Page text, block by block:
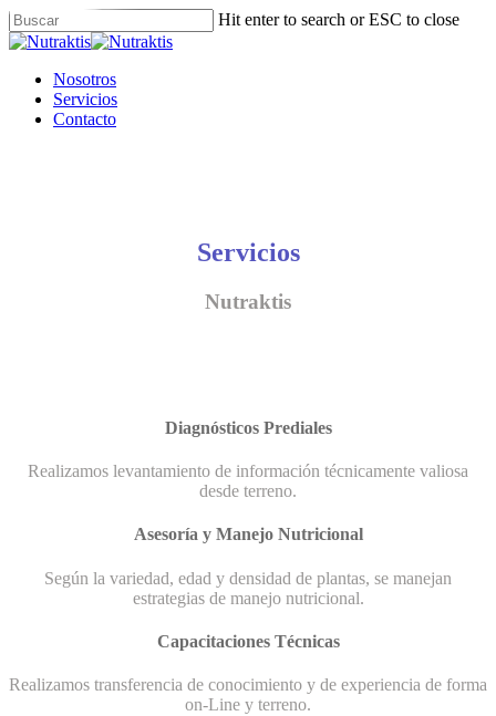
Skip
to
content
Hit enter to search or ESC to close
Close
Menu
Nosotros
Servicios
Contacto
Servicios
Nutraktis
Diagnósticos Prediales
Realizamos levantamiento de información técnicamente valiosa
desde terreno.
Asesoría y Manejo Nutricional
Según la variedad, edad y densidad de plantas, se manejan
estrategias de manejo nutricional.
Capacitaciones Técnicas
Realizamos transferencia de conocimiento y de experiencia de forma
on-Line y terreno.